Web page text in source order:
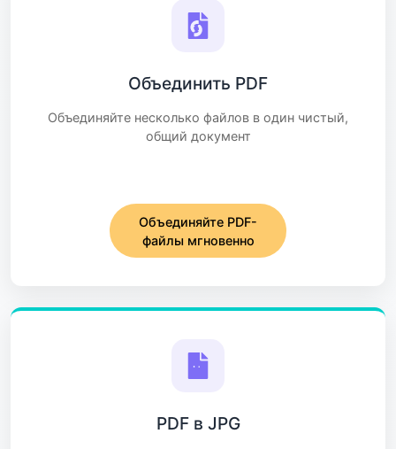
Объединить PDF
Объединяйте несколько файлов в один чистый,
общий документ
Объединяйте PDF-
файлы мгновенно
PDF в JPG